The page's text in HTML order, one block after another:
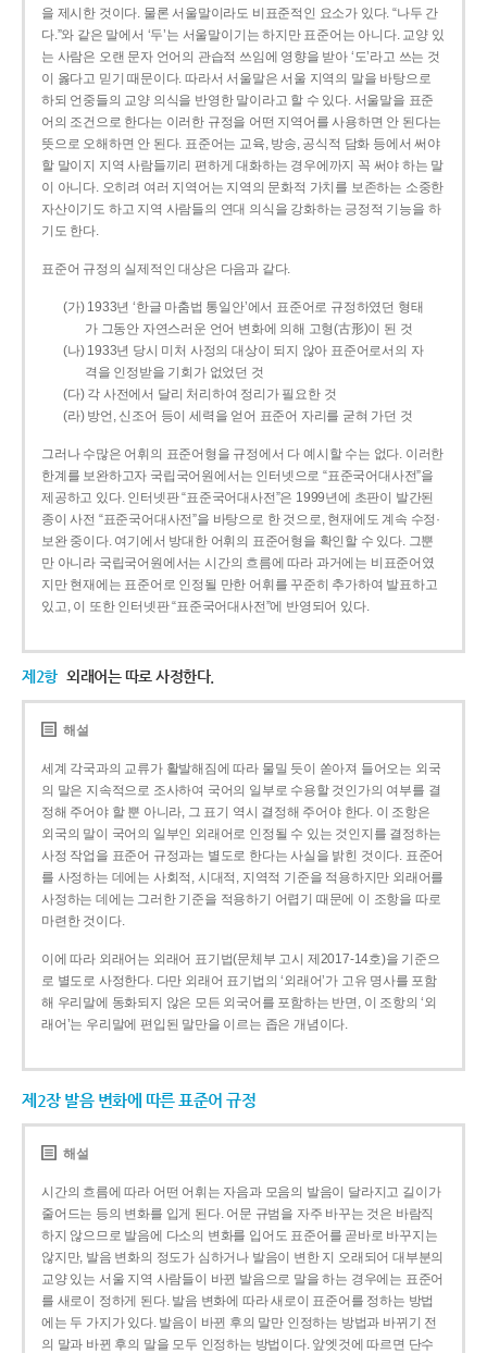
을 제시한 것이다. 물론 서울말이라도 비표준적인 요소가 있다. “나두 간
다.”와 같은 말에서 ‘두’는 서울말이기는 하지만 표준어는 아니다. 교양 있
는 사람은 오랜 문자 언어의 관습적 쓰임에 영향을 받아 ‘도’라고 쓰는 것
이 옳다고 믿기 때문이다. 따라서 서울말은 서울 지역의 말을 바탕으로
하되 언중들의 교양 의식을 반영한 말이라고 할 수 있다. 서울말을 표준
어의 조건으로 한다는 이러한 규정을 어떤 지역어를 사용하면 안 된다는
뜻으로 오해하면 안 된다. 표준어는 교육, 방송, 공식적 담화 등에서 써야
할 말이지 지역 사람들끼리 편하게 대화하는 경우에까지 꼭 써야 하는 말
이 아니다. 오히려 여러 지역어는 지역의 문화적 가치를 보존하는 소중한
자산이기도 하고 지역 사람들의 연대 의식을 강화하는 긍정적 기능을 하
기도 한다.
표준어 규정의 실제적인 대상은 다음과 같다.
(가) 1933년 ‘한글 마춤법 통일안’에서 표준어로 규정하였던 형태
가 그동안 자연스러운 언어 변화에 의해 고형(古形)이 된 것
(나) 1933년 당시 미처 사정의 대상이 되지 않아 표준어로서의 자
격을 인정받을 기회가 없었던 것
(다) 각 사전에서 달리 처리하여 정리가 필요한 것
(라) 방언, 신조어 등이 세력을 얻어 표준어 자리를 굳혀 가던 것
그러나 수많은 어휘의 표준어형을 규정에서 다 예시할 수는 없다. 이러한
한계를 보완하고자 국립국어원에서는 인터넷으로 “표준국어대사전”을
제공하고 있다. 인터넷판 “표준국어대사전”은 1999년에 초판이 발간된
종이 사전 “표준국어대사전”을 바탕으로 한 것으로, 현재에도 계속 수정·
보완 중이다. 여기에서 방대한 어휘의 표준어형을 확인할 수 있다. 그뿐
만 아니라 국립국어원에서는 시간의 흐름에 따라 과거에는 비표준어였
지만 현재에는 표준어로 인정될 만한 어휘를 꾸준히 추가하여 발표하고
있고, 이 또한 인터넷판 “표준국어대사전”에 반영되어 있다.
제2항 외래어는 따로 사정한다.
해설
세계 각국과의 교류가 활발해짐에 따라 물밀 듯이 쏟아져 들어오는 외국
의 말은 지속적으로 조사하여 국어의 일부로 수용할 것인가의 여부를 결
정해 주어야 할 뿐 아니라, 그 표기 역시 결정해 주어야 한다. 이 조항은
외국의 말이 국어의 일부인 외래어로 인정될 수 있는 것인지를 결정하는
사정 작업을 표준어 규정과는 별도로 한다는 사실을 밝힌 것이다. 표준어
를 사정하는 데에는 사회적, 시대적, 지역적 기준을 적용하지만 외래어를
사정하는 데에는 그러한 기준을 적용하기 어렵기 때문에 이 조항을 따로
마련한 것이다.
이에 따라 외래어는 외래어 표기법(문체부 고시 제2017-14호)을 기준으
로 별도로 사정한다. 다만 외래어 표기법의 ‘외래어’가 고유 명사를 포함
해 우리말에 동화되지 않은 모든 외국어를 포함하는 반면, 이 조항의 ‘외
래어’는 우리말에 편입된 말만을 이르는 좁은 개념이다.
제2장 발음 변화에 따른 표준어 규정
해설
시간의 흐름에 따라 어떤 어휘는 자음과 모음의 발음이 달라지고 길이가
줄어드는 등의 변화를 입게 된다. 어문 규범을 자주 바꾸는 것은 바람직
하지 않으므로 발음에 다소의 변화를 입어도 표준어를 곧바로 바꾸지는
않지만, 발음 변화의 정도가 심하거나 발음이 변한 지 오래되어 대부분의
교양 있는 서울 지역 사람들이 바뀐 발음으로 말을 하는 경우에는 표준어
를 새로이 정하게 된다. 발음 변화에 따라 새로이 표준어를 정하는 방법
에는 두 가지가 있다. 발음이 바뀐 후의 말만 인정하는 방법과 바뀌기 전
의 말과 바뀐 후의 말을 모두 인정하는 방법이다. 앞엣것에 따르면 단수